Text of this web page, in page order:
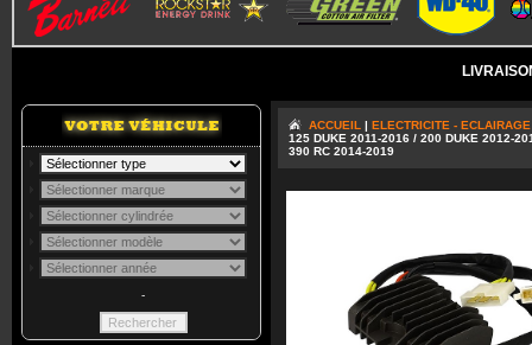
-
ACCUEIL | ELECTRICITE - ECLAIRAGE
125 DUKE 2011-2016 / 200 DUKE 2012-
390 RC 2014-2019